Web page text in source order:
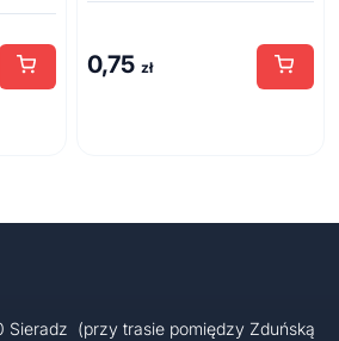
0,75 zł
(przy trasie pomiędzy Zduńską